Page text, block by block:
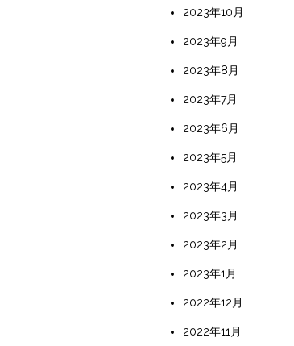
2023年10月
2023年9月
2023年8月
2023年7月
2023年6月
2023年5月
2023年4月
2023年3月
2023年2月
2023年1月
2022年12月
2022年11月